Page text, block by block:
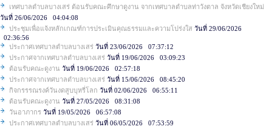
เทศบาลตำบลบางเสร่ ต้อนรับคณะศึกษาดูงาน จากเทศบาลตำบลท่าวังตาล จังหวัดเชียงใหม่
วันที่ 26/06/2026 04:04:08
ประชุมเพื่อแจ้งหลักเกณฑ์การประเมินคุณธรรมและความโปร่งใส วันที่ 29/06/2026
02:36:56
ประกาศเทศบาลตำบลบางเสร่ วันที่ 23/06/2026 07:37:12
ประกาศจากเทศบาลตำบลบางเสร่ วันที่ 19/06/2026 03:09:23
ต้อนรับคณะดูงาน วันที่ 19/06/2026 02:57:18
ประกาศจากเทศบาลตำบลบางเสร่ วันที่ 15/06/2026 08:45:20
กิจกรรรณรงค์วันงดสูบบุหรี่โลก วันที่ 02/06/2026 06:55:11
ต้อนรับคณะดูงาน วันที่ 27/05/2026 08:31:08
วันอาภากร วันที่ 19/05/2026 06:57:08
ประกาศเทศบาลตำบลบางเสร่ วันที่ 06/05/2026 07:53:59